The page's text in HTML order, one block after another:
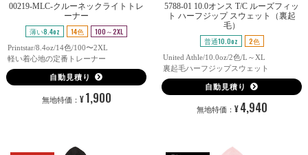
00219-MLC-クルーネックライトトレ
ーナー
薄い8.4oz 14色 100～2XL
Printstar/8.4oz/14色/100〜2XL
軽い着心地の定番トレーナー
自動見積り
無地特価： ¥ 1,900
5788-01 10.0オンス T/C ルーズフィッ
ト ハーフジップ スウェット（裏起
毛）
普通10.0oz 2色
United Athle/10.0oz/2色/L～XL
裏起毛ハーフジップスウェット
自動見積り
無地特価： ¥ 4,940